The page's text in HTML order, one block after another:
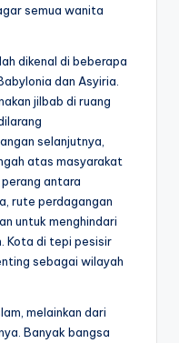
semua wanita
dikenal di beberapa
dan Asyiria.
jilbab di ruang
selanjutnya,
atas masyarakat
antara
rute perdagangan
untuk menghindari
Kota di tepi pesisir
sebagai wilayah
melainkan dari
Banyak bangsa